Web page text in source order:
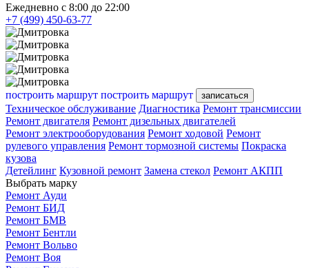
Ежедневно с 8:00 до 22:00
+7 (499) 450-63-77
построить маршрут построить маршрут записаться
Техническое обслуживание Диагностика Ремонт трансмиссии
Ремонт двигателя Ремонт дизельных двигателей
Ремонт электрооборудования Ремонт ходовой Ремонт
рулевого управления Ремонт тормозной системы Покраска
кузова
Детейлинг Кузовной ремонт Замена стекол Ремонт АКПП
Выбрать марку
Ремонт Ауди
Ремонт БИД
Ремонт БМВ
Ремонт Бентли
Ремонт Вольво
Ремонт Воя